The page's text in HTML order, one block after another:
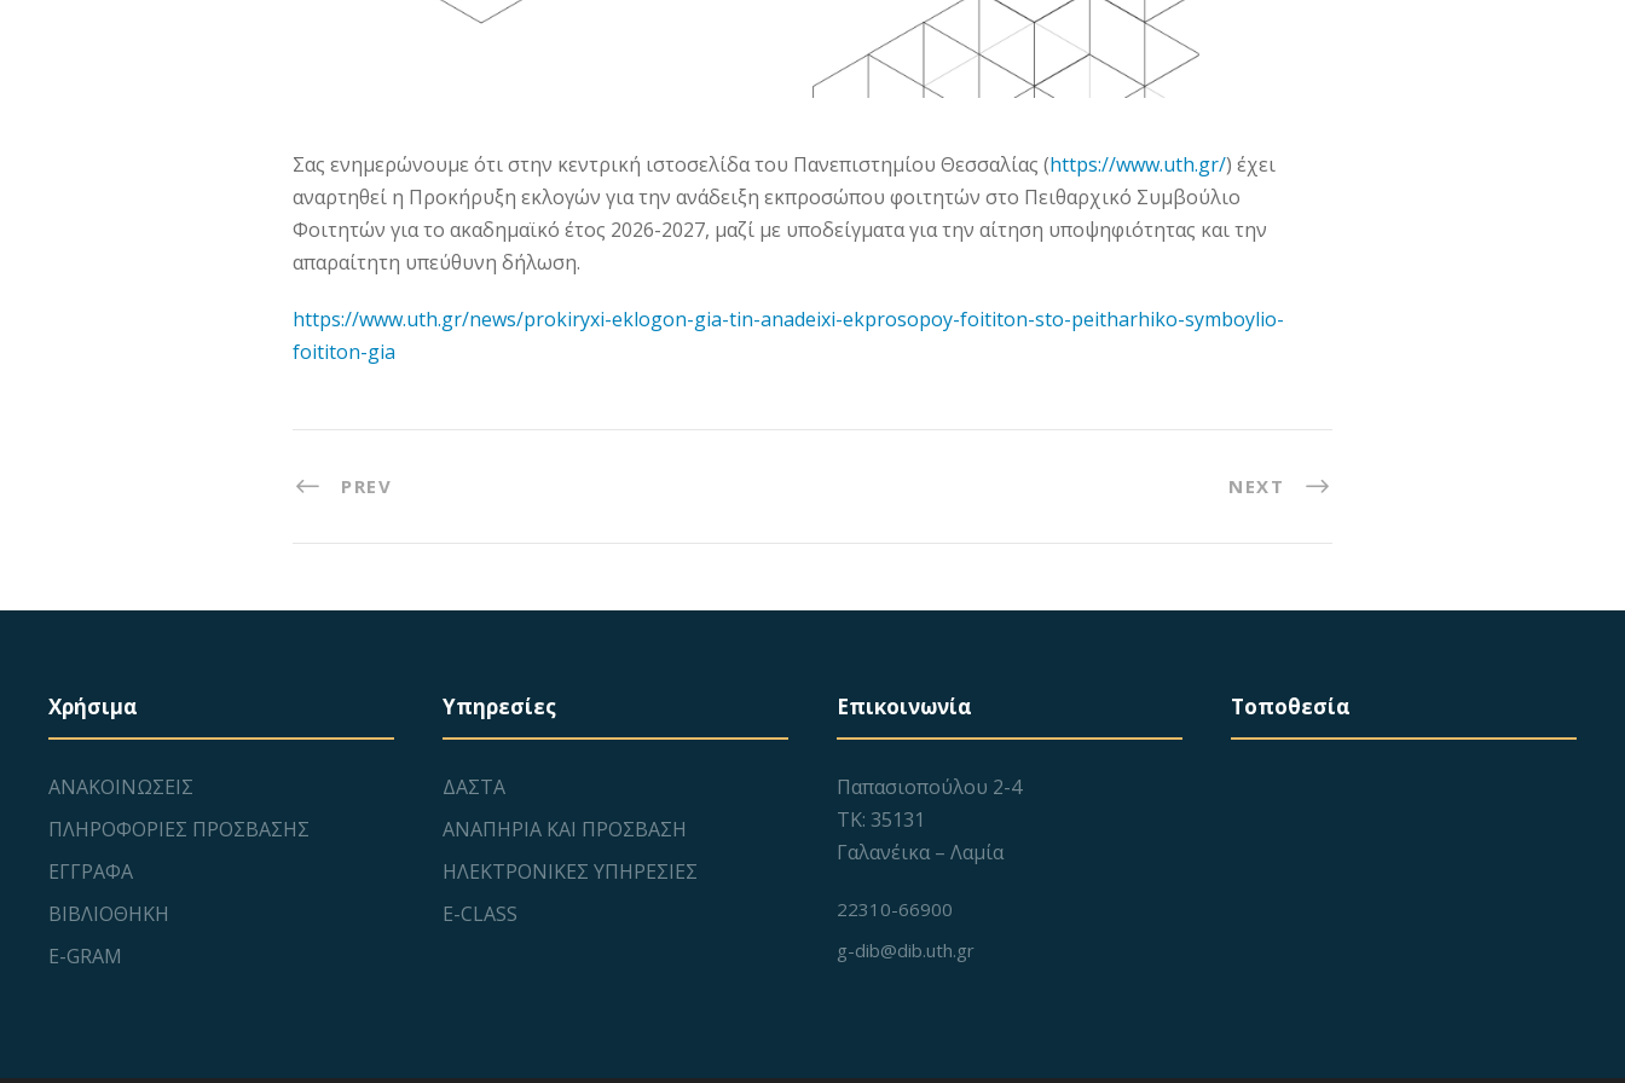
Σας ενημερώνουμε ότι στην κεντρική ιστοσελίδα του Πανεπιστημίου Θεσσαλίας (https://www.uth.gr/) έχει
αναρτηθεί η Προκήρυξη εκλογών για την ανάδειξη εκπροσώπου φοιτητών στο Πειθαρχικό Συμβούλιο
Φοιτητών για το ακαδημαϊκό έτος 2026-2027, μαζί με υποδείγματα για την αίτηση υποψηφιότητας και την
απαραίτητη υπεύθυνη δήλωση.
https://www.uth.gr/news/prokiryxi-eklogon-gia-tin-anadeixi-ekprosopoy-foititon-sto-peitharhiko-symboylio-
foititon-gia
PREV NEXT
Χρήσιμα
ΑΝΑΚΟΙΝΩΣΕΙΣ
ΠΛΗΡΟΦΟΡΙΕΣ ΠΡΟΣΒΑΣΗΣ
ΕΓΓΡΑΦΑ
ΒΙΒΛΙΟΘΗΚΗ
E-GRAM
Υπηρεσίες
ΔΑΣΤΑ
ΑΝΑΠΗΡΙΑ ΚΑΙ ΠΡΟΣΒΑΣΗ
ΗΛΕΚΤΡΟΝΙΚΕΣ ΥΠΗΡΕΣΙΕΣ
E-CLASS
Επικοινωνία
Παπασιοπούλου 2-4
ΤΚ: 35131
Γαλανέικα – Λαμία
22310-66900
g-dib@dib.uth.gr
Τοποθεσία